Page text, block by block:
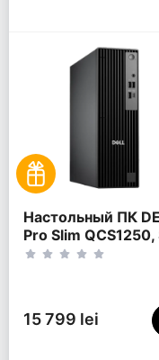
Настольный ПК
Pro Slim QCS1250,
Intel Core i3-14100,
15 799 lei